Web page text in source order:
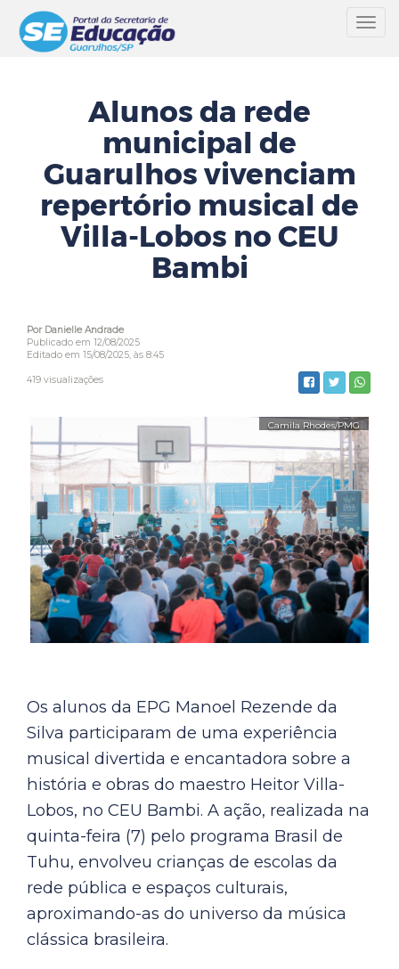
Alunos da rede
municipal de
Guarulhos vivenciam
repertório musical de
Villa-Lobos no CEU
Bambi
Por Danielle Andrade
Publicado em 12/08/2025
Editado em 15/08/2025, às 8:45
419 visualizações
Os alunos da EPG Manoel Rezende da
Silva participaram de uma experiência
musical divertida e encantadora sobre a
história e obras do maestro Heitor Villa-
Lobos, no CEU Bambi. A ação, realizada na
quinta-feira (7) pelo programa Brasil de
Tuhu, envolveu crianças de escolas da
rede pública e espaços culturais,
aproximando-as do universo da música
clássica brasileira.